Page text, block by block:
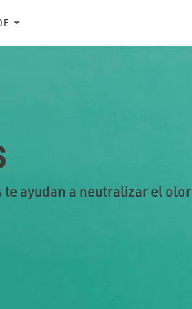
te ayudan a neutralizar el olor